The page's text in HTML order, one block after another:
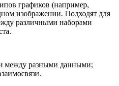
графиков (например,
изображении. Подходят для
различными наборами
между разными данными;